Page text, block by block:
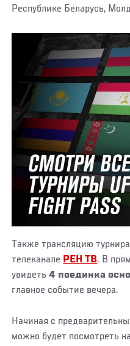
Республике Беларусь,
Также трансляцию
телеканале РЕН ТВ. В
увидеть4 поединка
главное событие вечера.
Начиная с
можно будет посмотреть